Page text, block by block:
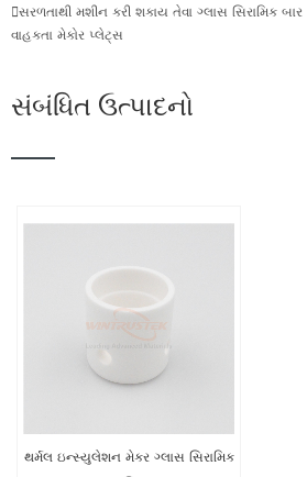
સરળતાથી મશીન કરી શકાય તેવા ગ્લાસ સિરામિક બાર
વાહકતા મેકોર પ્લેટ્સ
સંબંધિત ઉત્પાદનો
થર્મલ ઇન્સ્યુલેશન મેકર ગ્લાસ સિરામિક